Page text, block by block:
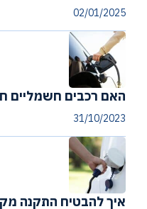
02/01/2025
האם רכבים חשמליים
31/10/2023
איך להבטיח התקנה